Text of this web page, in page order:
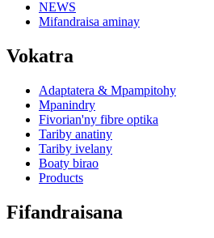
NEWS
Mifandraisa aminay
Vokatra
Adaptatera & Mpampitohy
Mpanindry
Fivorian'ny fibre optika
Tariby anatiny
Tariby ivelany
Boaty birao
Products
Fifandraisana